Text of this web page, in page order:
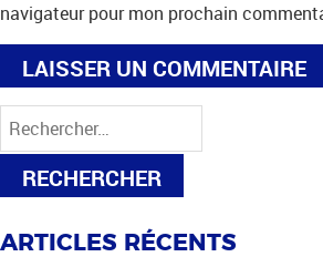
navigateur pour mon prochain
Rechercher :
ARTICLES RÉCENTS